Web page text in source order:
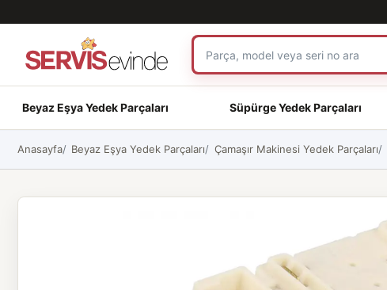
Beyaz Eşya Yedek Parçaları Süpürge Yedek Parçaları
Anasayfa Beyaz Eşya Yedek Parçaları Çamaşır Makinesi Yedek Parçaları